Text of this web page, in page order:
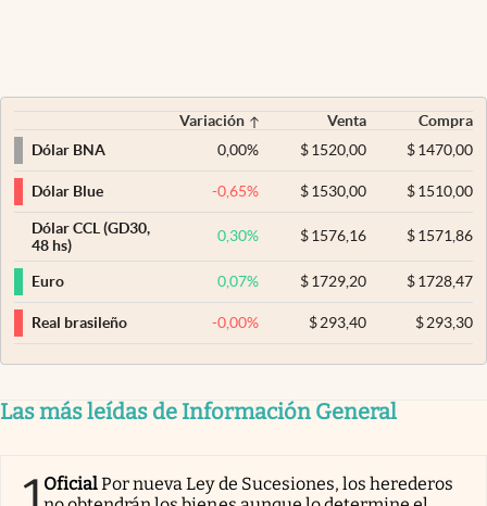
Variación Venta
Compra
Dólar BNA
0,00% $ 1520,00 $1470,00
Dólar Blue -0,65% $ 1530,00 $1510,00
Dólar CCL (GD30,
48 hs)
0,30% $ 1576,16 $1571,86
Euro 0,07% $ 1729,20 $1728,47
Real brasileño -0,00% $ 293,40 $293,30
Las más leídas de Información General
OficialPor nueva Ley de Sucesiones, los herederos